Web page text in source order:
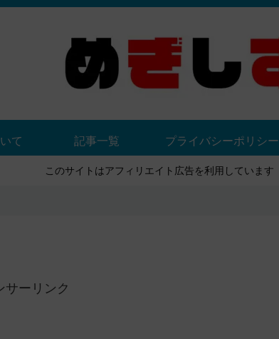
て 記事一覧 プライバシーポリシー
このサイトはアフィリエイト広告を利用しています
サーリンク